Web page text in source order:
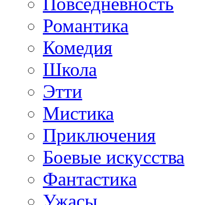
Романтика
Комедия
Школа
Этти
Мистика
Приключения
Боевые искусства
Фантастика
Ужасы